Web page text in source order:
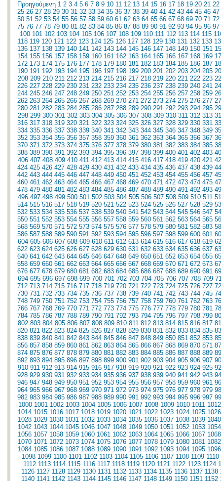
Προηγούμενη 1 2 3 4 5 6 7 8 9 10 11 12 13 14 15 16 17 18 19 20 21 22
25 26 27 28 29 30 31 32 33 34 35 36 37 38 39 40 41 42 43 44 45 46 47
50 51 52 53 54 55 56 57 58 59 60 61 62 63 64 65 66 67 68 69 70 71 72
75 76 77 78 79 80 81 82 83 84 85 86 87 88 89 90 91 92 93 94 95 96 97
100 101 102 103 104 105 106 107 108 109 110 111 112 113 114 115
118 119 120 121 122 123 124 125 126 127 128 129 130 131 132 133
136 137 138 139 140 141 142 143 144 145 146 147 148 149 150 151
154 155 156 157 158 159 160 161 162 163 164 165 166 167 168 169
172 173 174 175 176 177 178 179 180 181 182 183 184 185 186 187
190 191 192 193 194 195 196 197 198 199 200 201 202 203 204 205
208 209 210 211 212 213 214 215 216 217 218 219 220 221 222 223
226 227 228 229 230 231 232 233 234 235 236 237 238 239 240 241
244 245 246 247 248 249 250 251 252 253 254 255 256 257 258 259
262 263 264 265 266 267 268 269 270 271 272 273 274 275 276 277
280 281 282 283 284 285 286 287 288 289 290 291 292 293 294 295
298 299 300 301 302 303 304 305 306 307 308 309 310 311 312 313
316 317 318 319 320 321 322 323 324 325 326 327 328 329 330 331
334 335 336 337 338 339 340 341 342 343 344 345 346 347 348 349
352 353 354 355 356 357 358 359 360 361 362 363 364 365 366 367
370 371 372 373 374 375 376 377 378 379 380 381 382 383 384 385
388 389 390 391 392 393 394 395 396 397 398 399 400 401 402 403
406 407 408 409 410 411 412 413 414 415 416 417 418 419 420 421
424 425 426 427 428 429 430 431 432 433 434 435 436 437 438 439
442 443 444 445 446 447 448 449 450 451 452 453 454 455 456 457
460 461 462 463 464 465 466 467 468 469 470 471 472 473 474 475
478 479 480 481 482 483 484 485 486 487 488 489 490 491 492 493
496 497 498 499 500 501 502 503 504 505 506 507 508 509 510 511
514 515 516 517 518 519 520 521 522 523 524 525 526 527 528 529
532 533 534 535 536 537 538 539 540 541 542 543 544 545 546 547
550 551 552 553 554 555 556 557 558 559 560 561 562 563 564 565
568 569 570 571 572 573 574 575 576 577 578 579 580 581 582 583
586 587 588 589 590 591 592 593 594 595 596 597 598 599 600 601
604 605 606 607 608 609 610 611 612 613 614 615 616 617 618 619
622 623 624 625 626 627 628 629 630 631 632 633 634 635 636 637
640 641 642 643 644 645 646 647 648 649 650 651 652 653 654 655
658 659 660 661 662 663 664 665 666 667 668 669 670 671 672 673
676 677 678 679 680 681 682 683 684 685 686 687 688 689 690 691
694 695 696 697 698 699 700 701 702 703 704 705 706 707 708 709
712 713 714 715 716 717 718 719 720 721 722 723 724 725 726 727
730 731 732 733 734 735 736 737 738 739 740 741 742 743 744 745
748 749 750 751 752 753 754 755 756 757 758 759 760 761 762 763
766 767 768 769 770 771 772 773 774 775 776 777 778 779 780 781
784 785 786 787 788 789 790 791 792 793 794 795 796 797 798 799
802 803 804 805 806 807 808 809 810 811 812 813 814 815 816 817
820 821 822 823 824 825 826 827 828 829 830 831 832 833 834 835
838 839 840 841 842 843 844 845 846 847 848 849 850 851 852 853
856 857 858 859 860 861 862 863 864 865 866 867 868 869 870 871
874 875 876 877 878 879 880 881 882 883 884 885 886 887 888 889
892 893 894 895 896 897 898 899 900 901 902 903 904 905 906 907
910 911 912 913 914 915 916 917 918 919 920 921 922 923 924 925
928 929 930 931 932 933 934 935 936 937 938 939 940 941 942 943
946 947 948 949 950 951 952 953 954 955 956 957 958 959 960 961
964 965 966 967 968 969 970 971 972 973 974 975 976 977 978 979
982 983 984 985 986 987 988 989 990 991 992 993 994 995 996 997
1000 1001 1002 1003 1004 1005 1006 1007 1008 1009 1010 1011 1012
1014 1015 1016 1017 1018 1019 1020 1021 1022 1023 1024 1025 1026
1028 1029 1030 1031 1032 1033 1034 1035 1036 1037 1038 1039 1040
1042 1043 1044 1045 1046 1047 1048 1049 1050 1051 1052 1053 1054
1056 1057 1058 1059 1060 1061 1062 1063 1064 1065 1066 1067 1068
1070 1071 1072 1073 1074 1075 1076 1077 1078 1079 1080 1081 1082
1084 1085 1086 1087 1088 1089 1090 1091 1092 1093 1094 1095 1096
1098 1099 1100 1101 1102 1103 1104 1105 1106 1107 1108 1109 1110
1112 1113 1114 1115 1116 1117 1118 1119 1120 1121 1122 1123 1124
1126 1127 1128 1129 1130 1131 1132 1133 1134 1135 1136 1137 1138
1140 1141 1142 1143 1144 1145 1146 1147 1148 1149 1150 1151 1152